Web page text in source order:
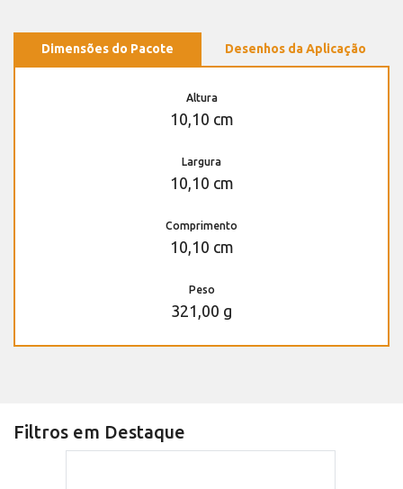
Dimensões do Pacote Desenhos da Aplicação
Altura
10,10 cm
Largura
10,10 cm
Comprimento
10,10 cm
Peso
321,00 g
Filtros em Destaque